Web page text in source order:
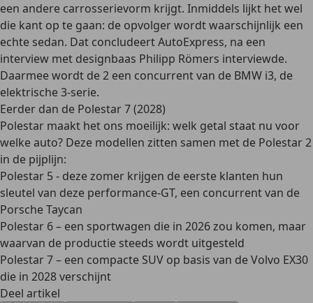
een andere carrosserievorm krijgt. Inmiddels lijkt het wel
die kant op te gaan: de opvolger wordt waarschijnlijk een
echte sedan. Dat concludeert AutoExpress, na een
interview met designbaas Philipp Römers interviewde.
Daarmee wordt de 2 een concurrent van de BMW i3, de
elektrische 3-serie.
Eerder dan de Polestar 7 (2028)
Polestar maakt het ons moeilijk: welk getal staat nu voor
welke auto? Deze modellen zitten samen met de Polestar 2
in de pijplijn:
Polestar 5 - deze zomer krijgen de eerste klanten hun
sleutel van deze performance-GT, een concurrent van de
Porsche Taycan
Polestar 6 – een sportwagen die in 2026 zou komen, maar
waarvan de productie steeds wordt uitgesteld
Polestar 7 – een compacte SUV op basis van de Volvo EX30
die in 2028 verschijnt
Deel artikel